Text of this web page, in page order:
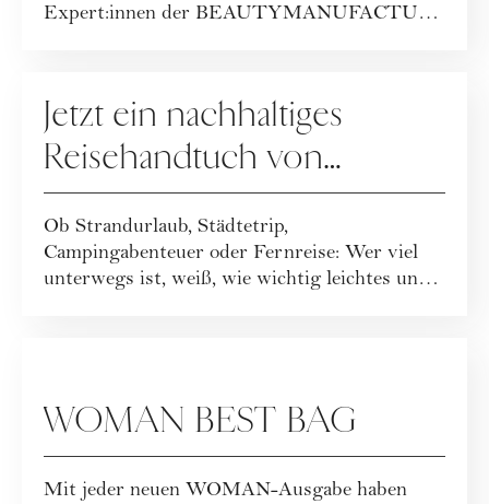
Expert:innen der BEAUTYMANUFACTUR
Jetzt ein nachhaltiges
Reisehandtuch von
Buvanha gewinnen
Ob Strandurlaub, Städtetrip,
Campingabenteuer oder Fernreise: Wer viel
unterwegs ist, weiß, wie wichtig leichtes und
WOMAN BEST BAG
Mit jeder neuen WOMAN-Ausgabe haben